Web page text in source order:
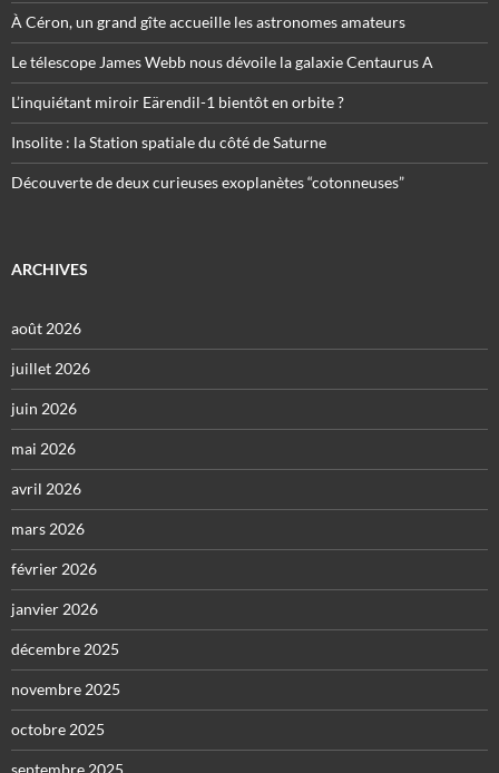
À Céron, un grand gîte accueille les astronomes amateurs
Le télescope James Webb nous dévoile la galaxie Centaurus A
L’inquiétant miroir Eärendil-1 bientôt en orbite ?
Insolite : la Station spatiale du côté de Saturne
Découverte de deux curieuses exoplanètes “cotonneuses”
ARCHIVES
août 2026
juillet 2026
juin 2026
mai 2026
avril 2026
mars 2026
février 2026
janvier 2026
décembre 2025
novembre 2025
octobre 2025